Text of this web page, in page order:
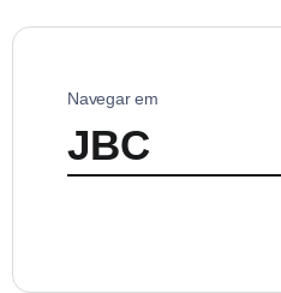
Navegar em
JBC